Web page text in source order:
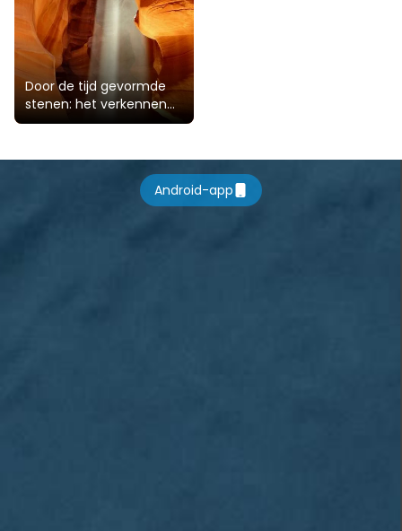
Door de tijd gevormde
stenen: het verkennen
van de meest
aardkundige wonderen
Android-app